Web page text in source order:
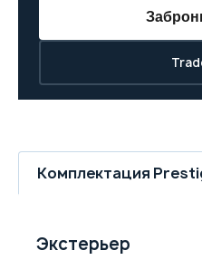
Комплектация
Экстерьер